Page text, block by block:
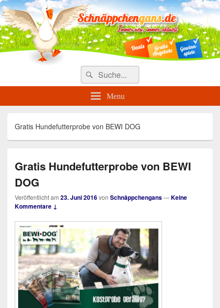
Täglich die besten Gewinnspiele
und Angebote
Search
for:
Suche
Menu
Gratis Hundefutterprobe von BEWI DOG
Gratis Hundefutterprobe von BEWI
DOG
Veröffentlicht am 23. Juni 2016von Schnäppchengans—Keine
Kommentare ↓